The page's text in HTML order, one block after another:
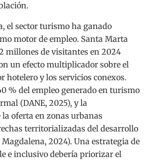
el sector turismo ha ganado
motor de empleo. Santa Marta
millones de visitantes en 2024
un efecto multiplicador sobre el
hotelero y los servicios conexos.
% del empleo generado en turismo
(DANE, 2025), y la
oferta en zonas urbanas
territorializadas del desarrollo
2024). Una estrategia de
e inclusivo debería priorizar el